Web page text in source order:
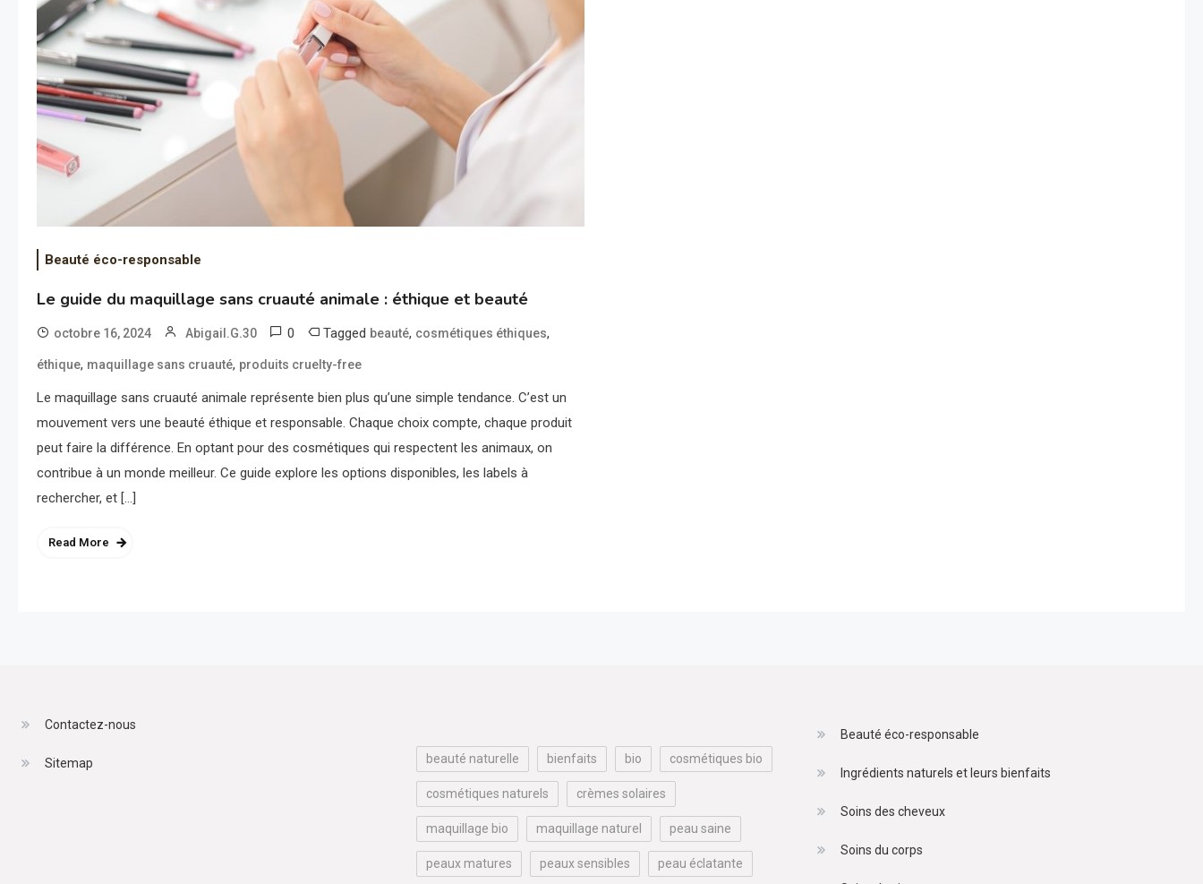
Beauté éco-responsable
Le guide du maquillage sans cruauté animale : éthique et beauté
octobre 16, 2024 Abigail.G.30 0 Tagged beauté, cosmétiques éthiques,
éthique, maquillage sans cruauté, produits cruelty-free
Le maquillage sans cruauté animale représente bien plus qu’une simple tendance. C’est un
mouvement vers une beauté éthique et responsable. Chaque choix compte, chaque produit
peut faire la différence. En optant pour des cosmétiques qui respectent les animaux, on
contribue à un monde meilleur. Ce guide explore les options disponibles, les labels à
rechercher, et […]
Read More
Contactez-nous
Sitemap beauté naturelle bienfaits bio cosmétiques bio
cosmétiques naturels crèmes solaires
maquillage bio maquillage naturel peau saine
peaux matures peaux sensibles peau éclatante
Beauté éco-responsable
Ingrédients naturels et leurs bienfaits
Soins des cheveux
Soins du corps